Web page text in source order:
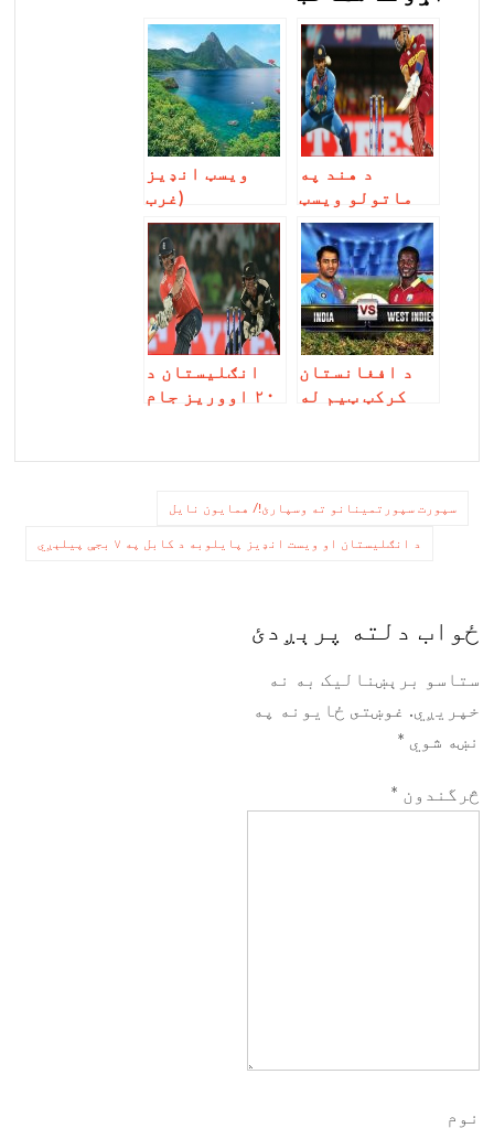
د هند په
ماتولو ویسټ
انډیز
پایلوبې ته
ووت
ویسټ انډیز
(غرب
الهند)/ خان
ولي کامران
د افغانستان
کرکټ ټیم له
انګلیستان د
۲۰ اووریز جام
ليکنه
چليدنه
سپورت سپورتمینانو ته وسپارئ!/ همایون نایل
د انګلیستان او ویست انډیز پایلوبه د کابل په ۷ بجې پیلېږي
ځواب دلته پرېږدئ
ستاسو برېښناليک به نه
خپريږي. غوښتى ځایونه په
نښه شوي *
څرگندون *
نوم